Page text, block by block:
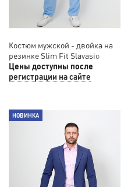
Костюм мужской - двойка на
резинке Slim Fit Slavasio
432/41
Цены доступны после
регистрации на сайте
НОВИНКА